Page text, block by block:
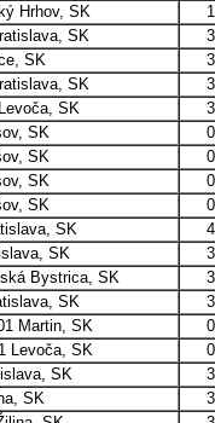
Hrhov, SK
SK
SK
SK
SK
SK
SK
SK
SK
SK
SK
Bystrica, SK
SK
Martin, SK
Levoča, SK
SK
SK